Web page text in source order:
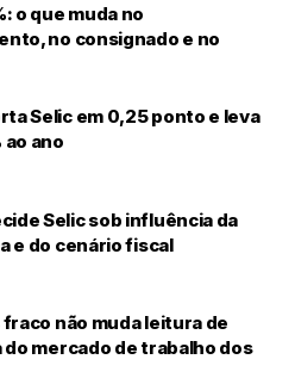
o que muda no
no consignado e no
Selic em 0,25 ponto e leva
ao ano
Selic sob influência da
e do cenário fiscal
não muda leitura de
do mercado de trabalho dos